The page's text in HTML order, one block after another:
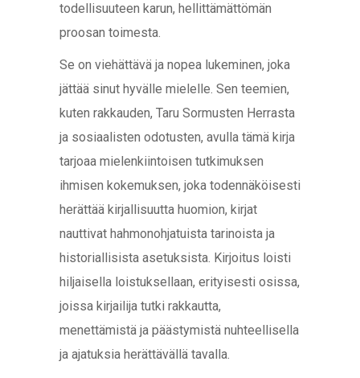
todellisuuteen karun, hellittämättömän
proosan toimesta.
Se on viehättävä ja nopea lukeminen, joka
jättää sinut hyvälle mielelle. Sen teemien,
kuten rakkauden, Taru Sormusten Herrasta
ja sosiaalisten odotusten, avulla tämä kirja
tarjoaa mielenkiintoisen tutkimuksen
ihmisen kokemuksen, joka todennäköisesti
herättää kirjallisuutta huomion, kirjat
nauttivat hahmonohjatuista tarinoista ja
historiallisista asetuksista. Kirjoitus loisti
hiljaisella loistuksellaan, erityisesti osissa,
joissa kirjailija tutki rakkautta,
menettämistä ja päästymistä nuhteellisella
ja ajatuksia herättävällä tavalla.